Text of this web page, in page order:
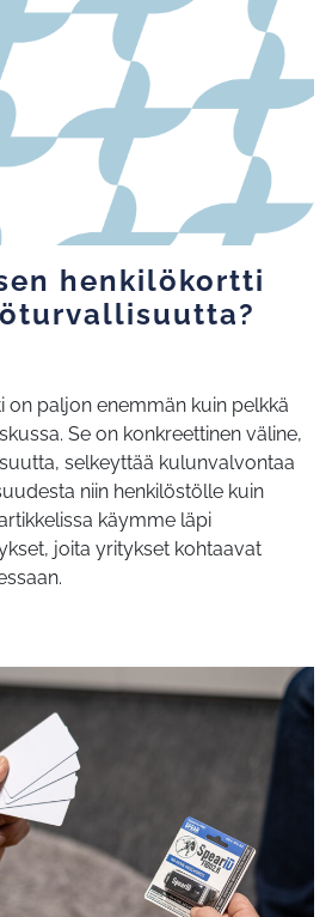
henkilökortti
on paljon enemmän kuin pelkkä
Se on konkreettinen väline,
selkeyttää kulunvalvontaa
niin henkilöstölle kuin
käymme läpi
joita yritykset kohtaavat